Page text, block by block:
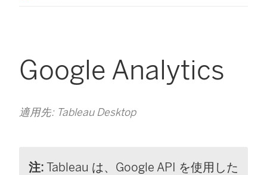
Google Analytics
適用先: Tableau Desktop
注: Tableau は、Google API を使用した